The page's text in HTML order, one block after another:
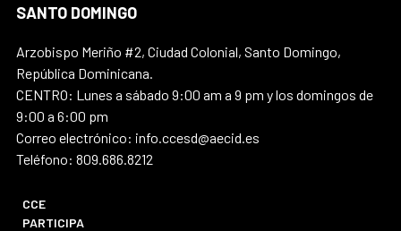
SANTO DOMINGO
Arzobispo Meriño #2, Ciudad Colonial, Santo Domingo,
República Dominicana.
CENTRO: Lunes a sábado 9:00 am a 9 pm y los domingos de
9:00 a 6:00 pm
Correo electrónico: info.ccesd@aecid.es
Teléfono: 809.686.8212
CCE
PARTICIPA